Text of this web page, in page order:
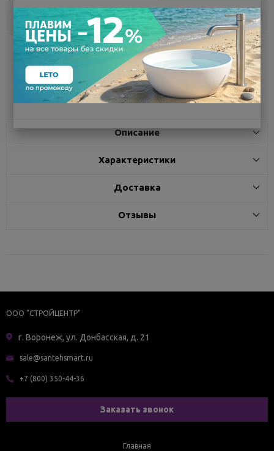
Склад Кол-во Срок поставки
Белгород под заказ 7 - 14 дней
Поделиться
Описание
Характеристики
Доставка
Отзывы
ООО "СТРОЙЦЕНТР"
г. Воронеж, ул. Донбасская, д. 21
sale@santehsmart.ru
+7 (800) 350-44-36
Заказать звонок
Главная